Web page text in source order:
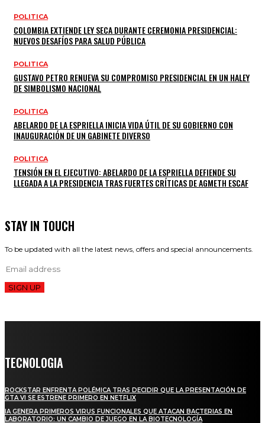
POLITICA
COLOMBIA EXTIENDE LEY SECA DURANTE CEREMONIA PRESIDENCIAL:
NUEVOS DESAFÍOS PARA SALUD PÚBLICA
POLITICA
GUSTAVO PETRO RENUEVA SU COMPROMISO PRESIDENCIAL EN UN HALEY
DE SIMBOLISMO NACIONAL
POLITICA
ABELARDO DE LA ESPRIELLA INICIA VIDA ÚTIL DE SU GOBIERNO CON
INAUGURACIÓN DE UN GABINETE DIVERSO
POLITICA
TENSIÓN EN EL EJECUTIVO: ABELARDO DE LA ESPRIELLA DEFIENDE SU
LLEGADA A LA PRESIDENCIA TRAS FUERTES CRÍTICAS DE AGMETH ESCAF
STAY IN TOUCH
To be updated with all the latest news, offers and special announcements.
SIGN UP
TECNOLOGIA
ROCKSTAR ENFRENTA POLÉMICA TRAS DECIDIR QUE LA PRESENTACIÓN DE
GTA VI SE ESTRENE PRIMERO EN NETFLIX
IA GENERA PRIMEROS VIRUS FUNCIONALES QUE ATACAN BACTERIAS EN
LABORATORIO: UN CAMBIO DE JUEGO EN LA BIOTECNOLOGÍA